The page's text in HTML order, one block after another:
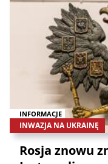
INFORMACJE
INWAZJA NA UKRAINĘ
Rosja znowu